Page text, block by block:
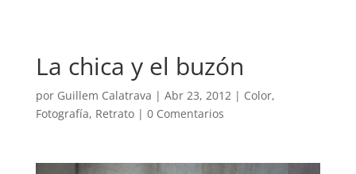
La chica y el buzón
por Guillem Calatrava | Abr 23, 2012| Color,
Fotografía, Retrato| 0 Comentarios